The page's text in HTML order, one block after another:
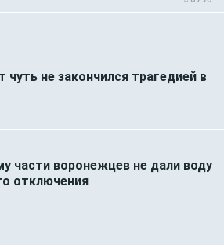
не закончился трагедией в
части воронежцев не дали воду
отключения